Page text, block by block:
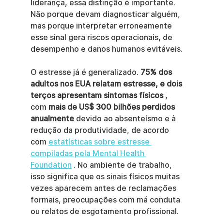
liderança, essa distinção é importante.
Não porque devam diagnosticar alguém,
mas porque interpretar erroneamente
esse sinal gera riscos operacionais, de
desempenho e danos humanos evitáveis.
O estresse já é generalizado. 75% dos
adultos nos EUA relatam estresse, e dois
terços apresentam sintomas físicos ,
com mais de US$ 300 bilhões perdidos
anualmente devido ao absenteísmo e à
redução da produtividade, de acordo
com estatísticas sobre estresse
compiladas pela Mental Health
Foundation . No ambiente de trabalho,
isso significa que os sinais físicos muitas
vezes aparecem antes de reclamações
formais, preocupações com má conduta
ou relatos de esgotamento profissional.